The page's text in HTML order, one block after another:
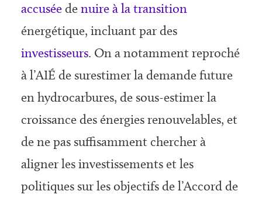
accuséedenuire à la transition
énergétique, incluant par des
investisseurs. On a notamment reproché
à l’AIÉ de surestimer la demande future
en hydrocarbures, de sous-estimer la
croissance des énergies renouvelables, et
de ne pas suffisamment chercher à
aligner les investissements et les
politiques sur les objectifs de l’Accord de